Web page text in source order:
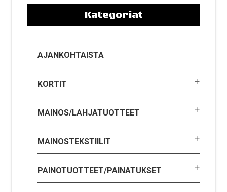
Kategoriat
AJANKOHTAISTA
KORTIT
MAINOS/LAHJATUOTTEET
MAINOSTEKSTIILIT
PAINOTUOTTEET/PAINATUKSET